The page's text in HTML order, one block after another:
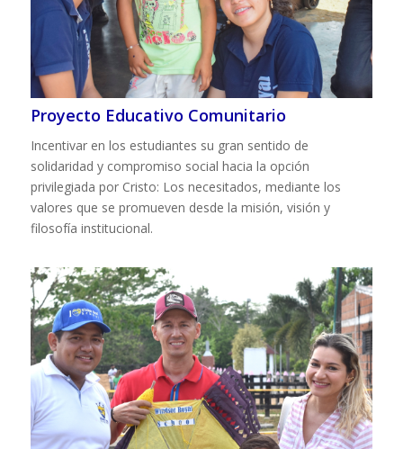
Proyecto Educativo Comunitario
Incentivar en los estudiantes su gran sentido de
solidaridad y compromiso social hacia la opción
privilegiada por Cristo: Los necesitados, mediante los
valores que se promueven desde la misión, visión y
filosofía institucional.